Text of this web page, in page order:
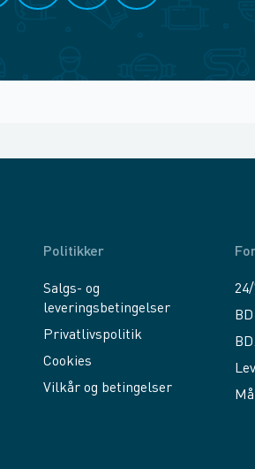
Politikker
Salgs- og
leveringsbetingelser
Privatlivspolitik
Cookies
Vilkår og betingelser